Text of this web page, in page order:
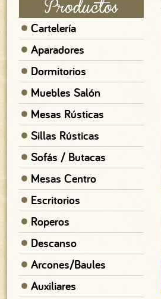
Cartelería
Aparadores
Dormitorios
Muebles Salón
Mesas Rústicas
Sillas Rústicas
Sofás / Butacas
Mesas Centro
Escritorios
Roperos
Descanso
Arcones/Baules
Auxiliares